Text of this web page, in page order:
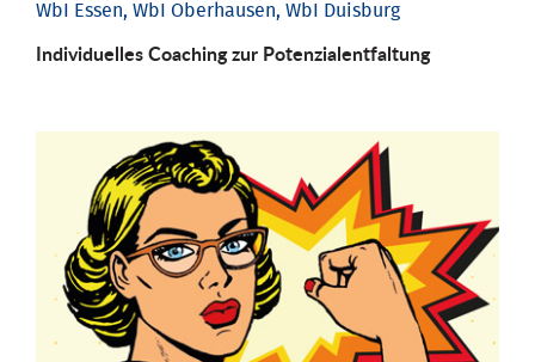
WbI Essen, WbI Oberhausen, WbI Duisburg
Individuelles Coaching zur Potenzialentfaltung